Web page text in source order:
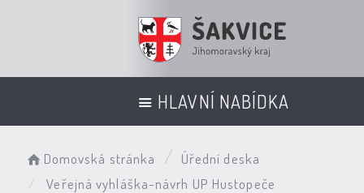
HLAVNÍ NABÍDKA
Domovská stránka
Úřední deska
Veřejná vyhláška-návrh UP Hustopeče